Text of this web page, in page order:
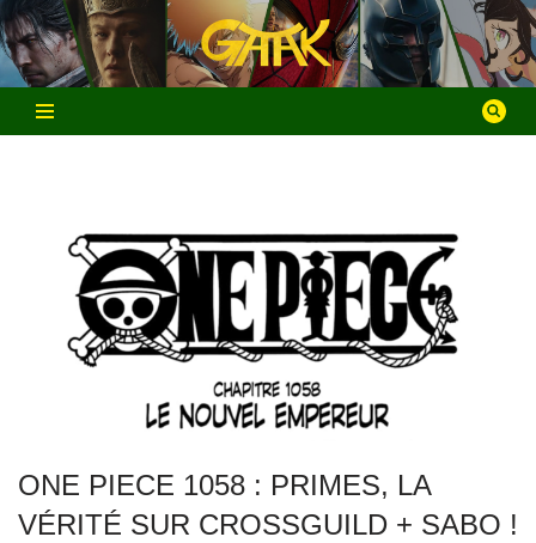
Aller
au
contenu
ONE PIECE 1058 : PRIMES, LA
VÉRITÉ SUR CROSSGUILD + SABO !